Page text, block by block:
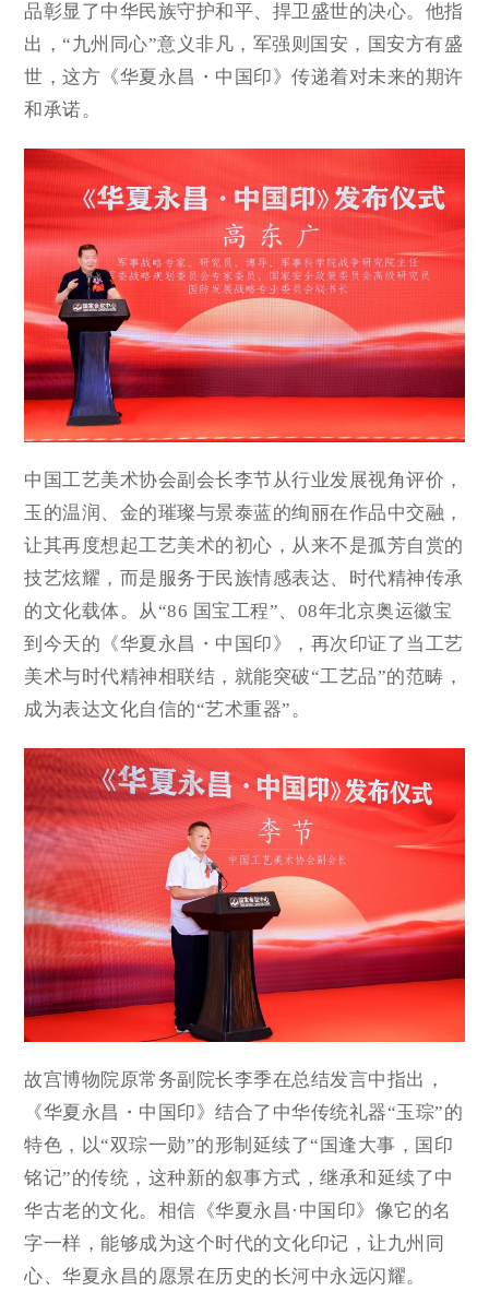
品彰显了中华民族守护和平、捍卫盛世的决心。他指
出，“九州同心”意义非凡，军强则国安，国安方有盛
世，这方《华夏永昌・中国印》传递着对未来的期许
和承诺。
中国工艺美术协会副会长李节从行业发展视角评价，
玉的温润、金的璀璨与景泰蓝的绚丽在作品中交融，
让其再度想起工艺美术的初心，从来不是孤芳自赏的
技艺炫耀，而是服务于民族情感表达、时代精神传承
的文化载体。从“86 国宝工程”、08年北京奥运徽宝
到今天的《华夏永昌・中国印》，再次印证了当工艺
美术与时代精神相联结，就能突破“工艺品”的范畴，
成为表达文化自信的“艺术重器”。
故宫博物院原常务副院长李季在总结发言中指出，
《华夏永昌・中国印》结合了中华传统礼器“玉琮”的
特色，以“双琮一勋”的形制延续了“国逢大事，国印
铭记”的传统，这种新的叙事方式，继承和延续了中
华古老的文化。相信《华夏永昌·中国印》像它的名
字一样，能够成为这个时代的文化印记，让九州同
心、华夏永昌的愿景在历史的长河中永远闪耀。